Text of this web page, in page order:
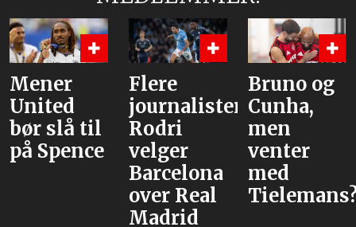
Flere
journalister:
Rodri
velger
Bruno og
Cunha,
men
venter
med
Tielemans?
Hva er